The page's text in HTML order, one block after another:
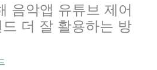
음악앱 유튜브 제어
더 잘 활용하는 방